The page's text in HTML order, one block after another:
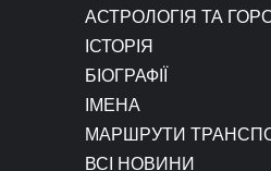
АСТРОЛОГІЯ ТА
ІСТОРІЯ
БІОГРАФІЇ
ІМЕНА
МАРШРУТИ
ВСІ НОВИНИ